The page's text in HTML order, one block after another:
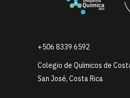
+506 8339 6592
Colegio de Químicos de
San José, Costa Rica